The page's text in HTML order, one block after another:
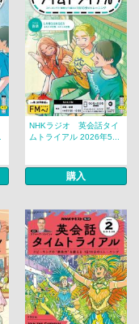
NHKラジオ 英会話タイ
ムトライアル 2026年5...
購入